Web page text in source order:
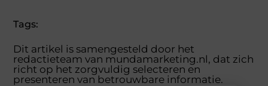
Tags:
Dit artikel is samengesteld door het
redactieteam van mundamarketing.nl, dat zich
richt op het zorgvuldig selecteren en
presenteren van betrouwbare informatie.